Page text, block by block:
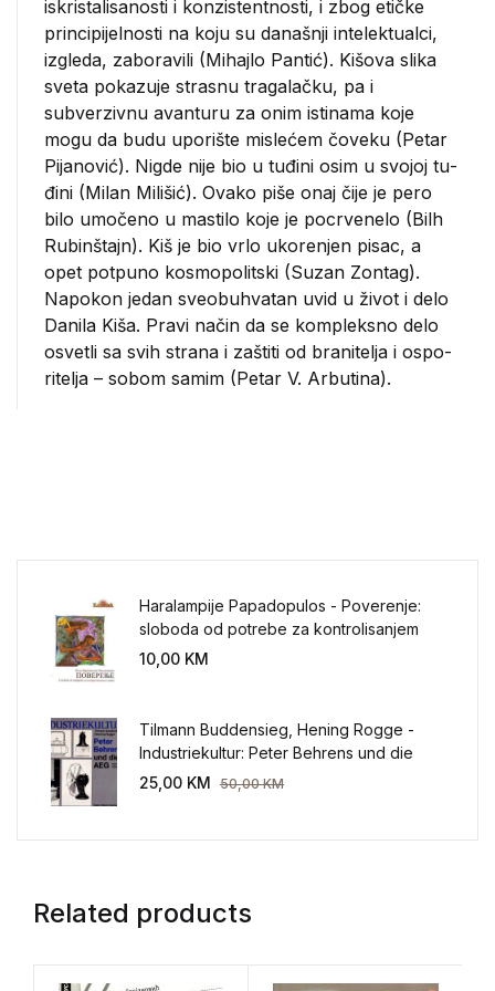
iskristalisanosti i konzistentnosti, i zbog etičke
prin­cipijelnosti na koju su današnji intelektualci,
izgleda, zaboravili (Mihajlo Pantić). Kišova slika
sveta poka­zuje strasnu tragalačku, pa i
subverzivnu avanturu za onim istinama koje
mogu da budu uporište mislećem čoveku (Pe­tar
Pijanović). Nigde nije bio u tuđini osim u svojoj tu­
đini (Milan Milišić). Ovako piše onaj čije je pero
bilo umočeno u mastilo koje je pocrvenelo (Bilh
Rubinštajn). Kiš je bio vrlo ukorenjen pisac, a
opet potpuno kosmopo­litski (Suzan Zontag).
Napokon jedan sveobuhvatan uvid u život i delo
Danila Kiša. Pravi način da se kompleksno delo
osvetli sa svih strana i zaštiti od branitelja i ospo­
ritelja – sobom samim (Petar V. Arbutina).
Haralampije Papadopulos - Poverenje:
sloboda od potrebe za kontrolisanjem
sveta
10,00 KM
Tilmann Buddensieg, Hening Rogge -
Industriekultur: Peter Behrens und die
AEG 1907-1914.
25,00 KM 50,00KM
Related products